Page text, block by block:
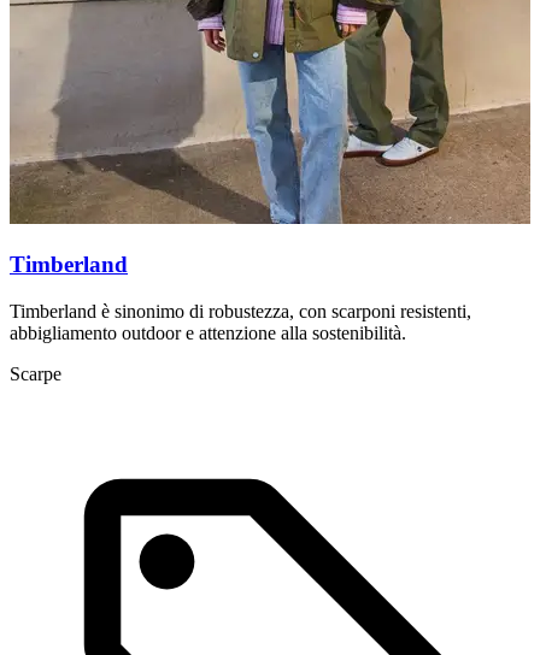
Timberland
Timberland è sinonimo di robustezza, con scarponi resistenti,
abbigliamento outdoor e attenzione alla sostenibilità.
Scarpe